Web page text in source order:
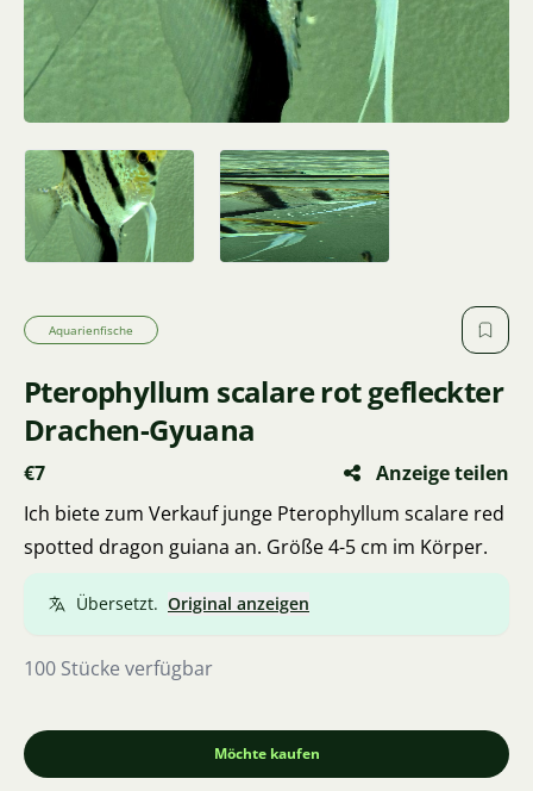
Aquarienfische
Pterophyllum scalare rot gefleckter
Drachen-Gyuana
€7
Anzeige teilen
Ich biete zum Verkauf junge Pterophyllum scalare red
spotted dragon guiana an. Größe 4-5 cm im Körper.
Übersetzt. Original anzeigen
100 Stücke verfügbar
Möchte kaufen